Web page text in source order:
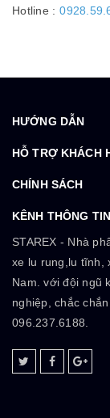
Hotline :
HƯỚNG DẪN
HỖ TRỢ KHÁCH
CHÍNH SÁCH
KÊNH THÔNG TIN
STAREX - Nhà
xe lu rung,lu tĩnh,
Nam. với đội ngũ
nghiệp, chắc
096.237.6188.